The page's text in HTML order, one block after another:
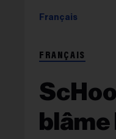
Français
FRANÇAIS